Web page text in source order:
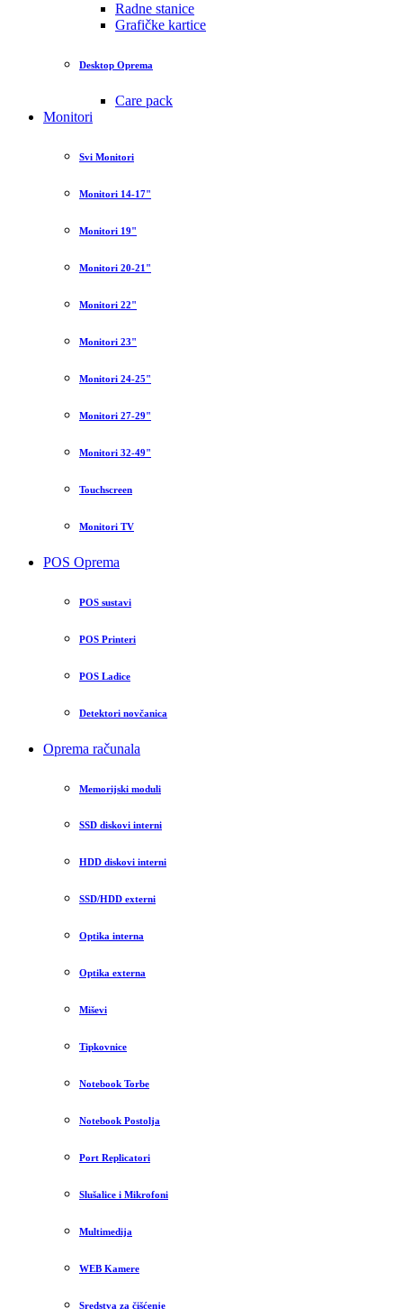
Radne stanice
Grafičke kartice
Desktop Oprema
Care pack
Monitori
Svi Monitori
Monitori 14-17"
Monitori 19"
Monitori 20-21"
Monitori 22"
Monitori 23"
Monitori 24-25"
Monitori 27-29"
Monitori 32-49"
Touchscreen
Monitori TV
POS Oprema
POS sustavi
POS Printeri
POS Ladice
Detektori novčanica
Oprema računala
Memorijski moduli
SSD diskovi interni
HDD diskovi interni
SSD/HDD externi
Optika interna
Optika externa
Miševi
Tipkovnice
Notebook Torbe
Notebook Postolja
Port Replicatori
Slušalice i Mikrofoni
Multimedija
WEB Kamere
Sredstva za čišćenje